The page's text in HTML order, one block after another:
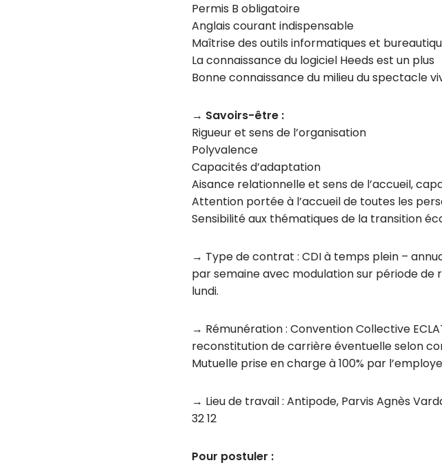
Permis B obligatoire
Anglais courant indispensable
Maîtrise des outils informatiques et
La connaissance du logiciel Heeds est un plus
Bonne connaissance du milieu du spectacle
→ Savoirs-être :
Rigueur et sens de l’organisation
Polyvalence
Capacités d’adaptation
Aisance relationnelle et sens de l’accueil,
Attention portée à l’accueil de toutes les
Sensibilité aux thématiques de la transition
→ Type de contrat : CDI à temps plein –
par semaine avec modulation sur période
lundi.
→ Rémunération : Convention Collective
reconstitution de carrière éventuelle selon
Mutuelle prise en charge à 100% par
→ Lieu de travail : Antipode, Parvis Agnès
32 12
Pour postuler :